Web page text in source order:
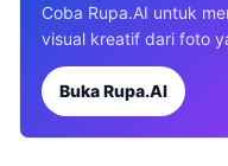
Coba Rupa.AI untuk
visual kreatif dari foto
Buka Rupa.AI